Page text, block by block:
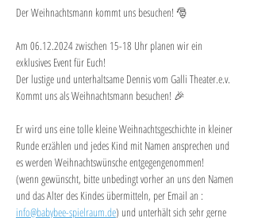
Der Weihnachtsmann kommt uns besuchen! 🎅
Am 06.12.2024 zwischen 15-18 Uhr planen wir ein
exklusives Event für Euch!
Der lustige und unterhaltsame Dennis vom Galli Theater.e.v.
Kommt uns als Weihnachtsmann besuchen! 🎉
Er wird uns eine tolle kleine Weihnachtsgeschichte in kleiner
Runde erzählen und jedes Kind mit Namen ansprechen und
es werden Weihnachtswünsche entgegengenommen!
(wenn gewünscht, bitte unbedingt vorher an uns den Namen
und das Alter des Kindes übermitteln, per Email an :
info@babybee-spielraum.de) und unterhält sich sehr gerne